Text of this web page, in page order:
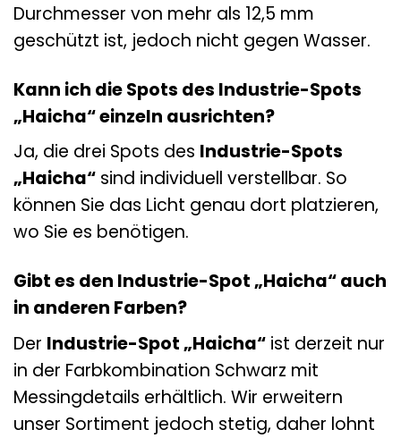
Durchmesser von mehr als 12,5 mm
geschützt ist, jedoch nicht gegen Wasser.
Kann ich die Spots des Industrie-Spots
„Haicha“ einzeln ausrichten?
Ja, die drei Spots des Industrie-Spots
„Haicha“ sind individuell verstellbar. So
können Sie das Licht genau dort platzieren,
wo Sie es benötigen.
Gibt es den Industrie-Spot „Haicha“ auch
in anderen Farben?
Der Industrie-Spot „Haicha“ ist derzeit nur
in der Farbkombination Schwarz mit
Messingdetails erhältlich. Wir erweitern
unser Sortiment jedoch stetig, daher lohnt